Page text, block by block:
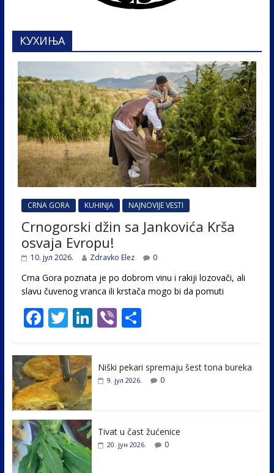
КУХИЊА
CRNA GORA KUHINJA NAJNOVIJE VESTI
Crnogorski džin sa Jankovića Krša
osvaja Evropu!
10. јул 2026. Zdravko Elez 0
Crna Gora poznata je po dobrom vinu i rakiji lozovači, ali
slavu čuvenog vranca ili krstača mogo bi da pomuti
F
e
b
o
o
k
T
itt
er
Li
e
Vi
er
S
e
Niški pekari spremaju šest tona bureka
9. јул 2026. 0
Tivat u čast žućenice
20. јун 2026. 0